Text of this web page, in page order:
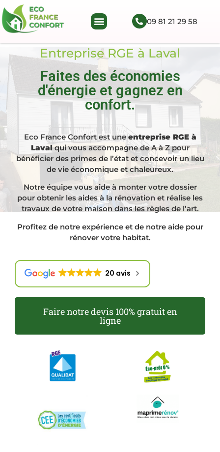
09 81 21 29 58
Entreprise RGE à Laval
Faites des économies
d'énergie et gagnez en
confort.
Eco France Confort est uneentreprise RGE à
Lavalqui vous accompagne de A à Z pour
bénéficier des primes de l’état et concevoir un lieu
de vie économique et chaleureux.
Notre équipe vous aide à monter votre dossier
pour obtenir les aides à la rénovation et réalise les
travaux de votre maison dans les règles de l’art.
Profitez de notre expérience et de notre aide pour
rénover votre habitat.
20 avis
Faire notre devis 100% gratuit en
ligne